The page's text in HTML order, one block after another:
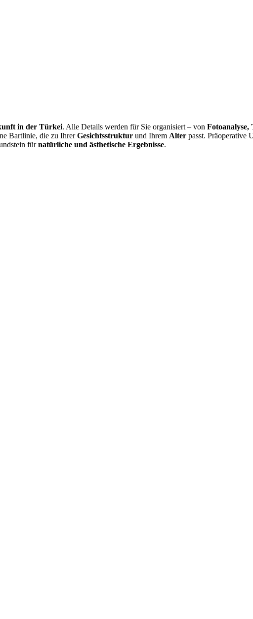
in der Türkei. Alle Details werden für Sie organisiert – von
Bartlinie, die zu IhrerGesichtsstruktur und Ihrem Alter passt. Präoperative
fürnatürliche und ästhetische Ergebnisse.